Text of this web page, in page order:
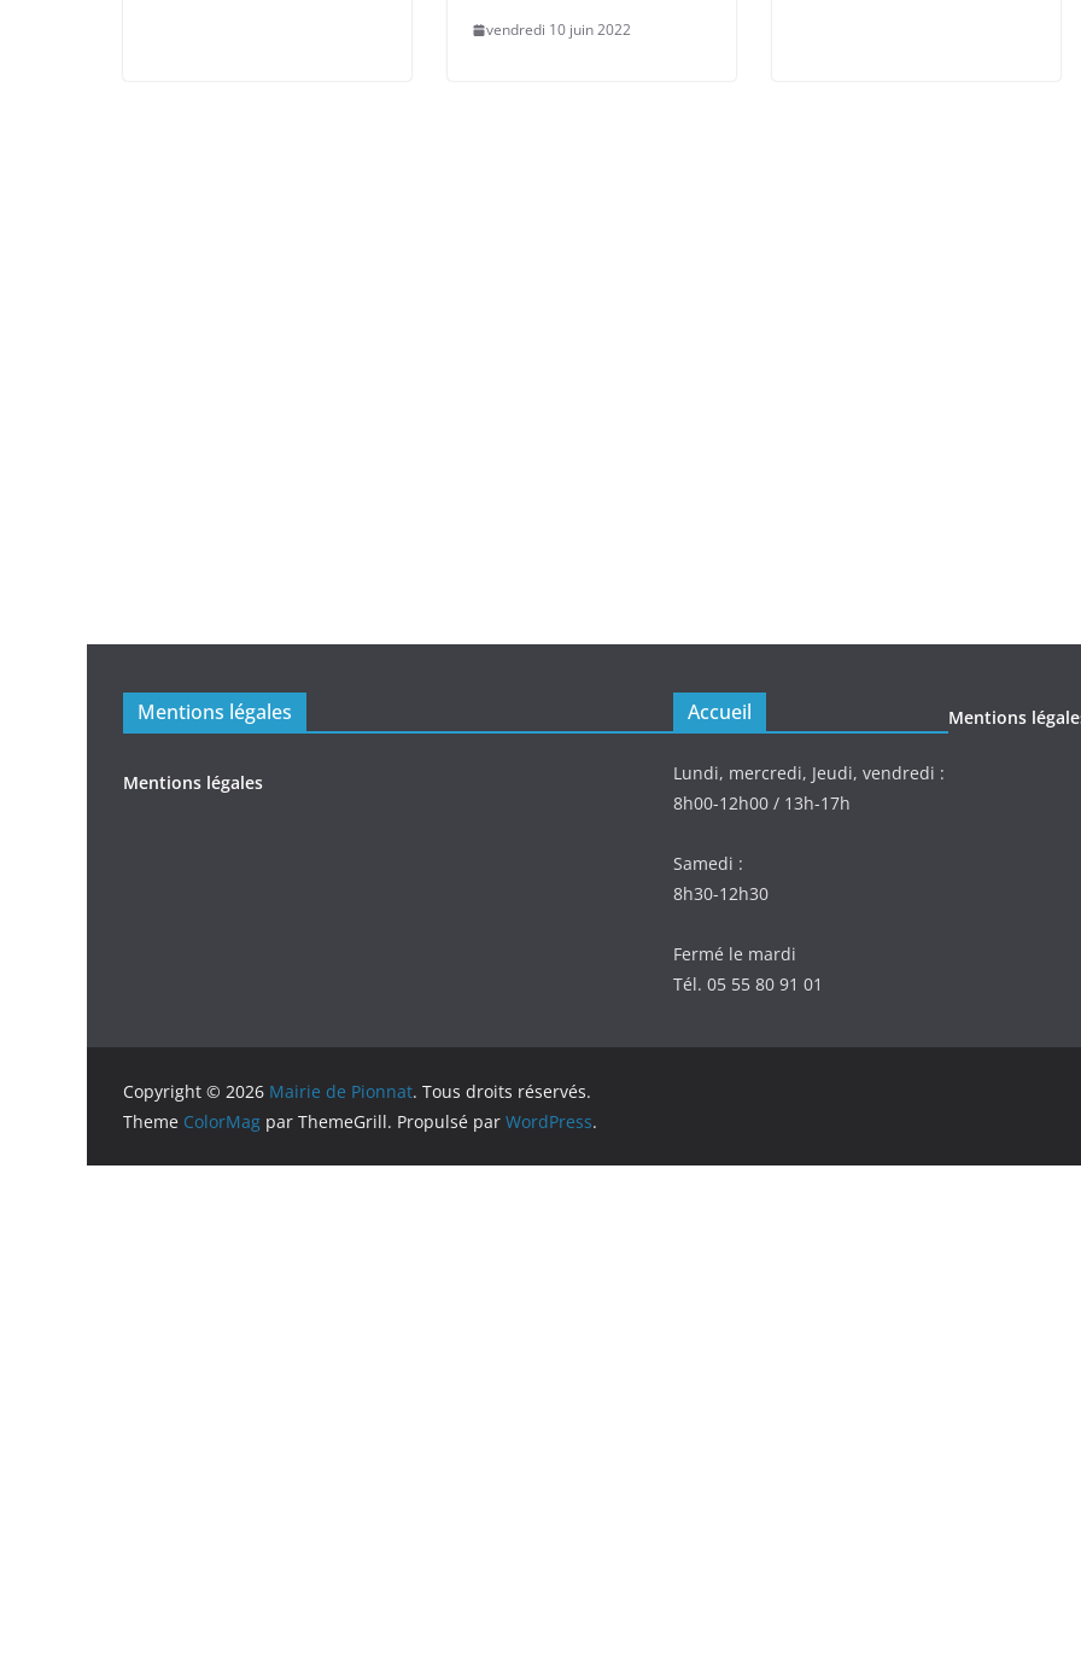
vendredi 10 juin 2022
Mentions légales
Mentions légales
Accueil
Lundi, mercredi, Jeudi, vendredi :
8h00-12h00 / 13h-17h
Samedi :
8h30-12h30
Fermé le mardi
Tél. 05 55 80 91 01
Mentions
Copyright © 2026 Mairie de Pionnat. Tous droits réservés.
Theme ColorMag par ThemeGrill. Propulsé par WordPress.